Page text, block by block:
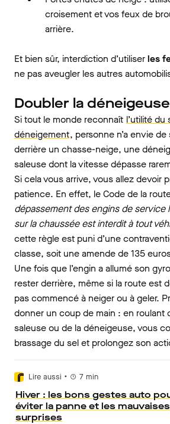
croisement et vos feux de
arrière.
Et bien sûr, interdiction d’utiliserles
ne pas aveugler les autres
Doubler la déneigeuse
Si tout le monde reconnaît l’utilité du
déneigement, personne n’a envie
derrière un chasse-neige, une
saleuse dont la vitesse dépasse
Si cela vous arrive, vous allez devoir
patience. En effet, le Code de la
dépassement des engins de service
sur la chaussée est interdit à tout
cette règle est puni d’une
classe, soit une amende de 135
Une fois que l’engin a allumé son
rester derrière, même si la route est
pas commencé à neiger ou à geler.
donner un coup de main : en roulant
saleuse ou de la déneigeuse, vous
brassage du sel et prolongez son
Lire aussi • 7 min
Hiver : les bons gestes auto
éviter la panne et les mauvaises
surprises